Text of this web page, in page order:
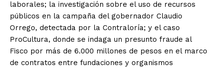
laborales; la investigación sobre el uso de recursos
públicos en la campaña del gobernador Claudio
Orrego, detectada por la Contraloría; y el caso
ProCultura, donde se indaga un presunto fraude al
Fisco por más de 6.000 millones de pesos en el marco
de contratos entre fundaciones y organismos